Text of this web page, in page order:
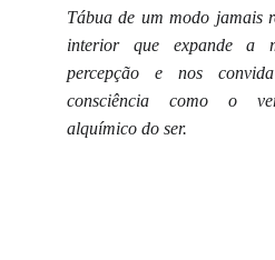
Tábua de um modo jamais
interior que expande a
percepção e nos
consciência como o
alquímico do ser.